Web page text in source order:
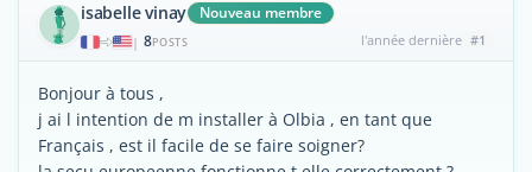
isabelle vinay Nouveau membre
| 8POSTS l'année dernière #1
Bonjour à tous ,
j ai l intention de m installer à Olbia , en tant que
Français , est il facile de se faire soigner?